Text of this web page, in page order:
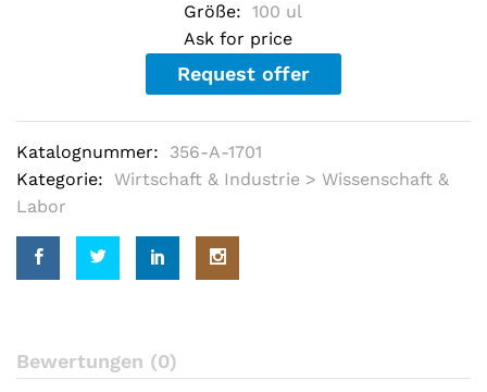
s
t
o
e
r
r
t
n
Größe: 100 ul
Ask for price
Request offer
Katalognummer:
356-A-1701
Kategorie:
Wirtschaft & Industrie > Wissenschaft &
Labor
Bewertungen (0)